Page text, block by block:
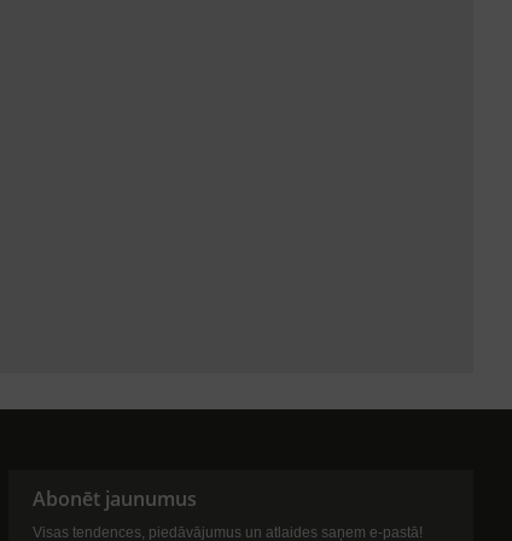
Abonēt jaunumus
Visas tendences, piedāvājumus un atlaides saņem e-pastā!